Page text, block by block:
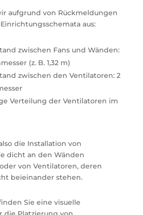
aufgrund von Rückmeldungen
aus:
zwischen Fans und Wänden:
(z. B. 1,32 m)
zwischen den Ventilatoren: 2
Verteilung der Ventilatoren im
die Installation von
dicht an den Wänden
von Ventilatoren, deren
beieinander stehen.
Sie eine visuelle